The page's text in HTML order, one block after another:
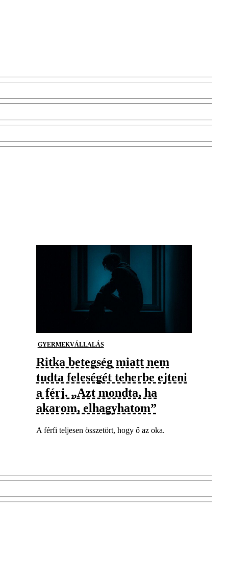
GYERMEKVÁLLALÁS
Ritka betegség miatt nem
tudta feleségét teherbe ejteni
a férj. „Azt mondta, ha
akarom, elhagyhatom”
A férfi teljesen összetört, hogy ő az oka.